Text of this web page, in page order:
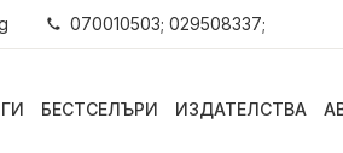
070010503; 029508337;
БЕСТСЕЛЪРИ ИЗДАТЕЛСТВА